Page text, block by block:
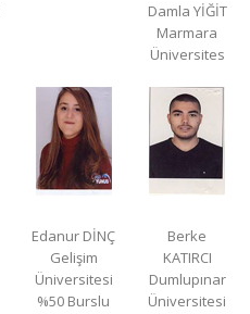
Damla YİĞİT
Marmara
Üniversites
Edanur DİNÇ
Gelişim
Üniversitesi
%50 Burslu
Berke
KATIRCI
Dumlupınar
Üniversitesi